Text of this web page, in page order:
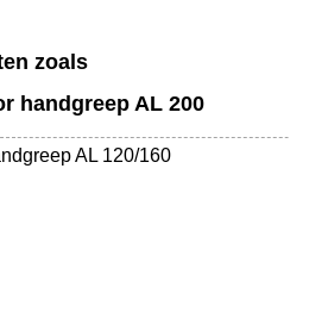
zoals
handgreep AL 200
AL 120/160